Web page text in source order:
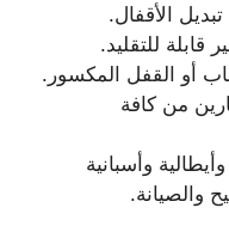
الأقفال.
للتقليد.
أو القفل المكسور.
من كافة
وأسبانية
والصيانة.